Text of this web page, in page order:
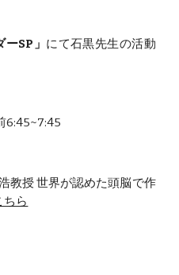
SP」 にて石黒先生の活動
6:45~7:45
教授 世界が認めた頭脳で作
ちら